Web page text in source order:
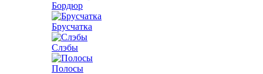
Бордюр
Брусчатка
Слэбы
Полосы